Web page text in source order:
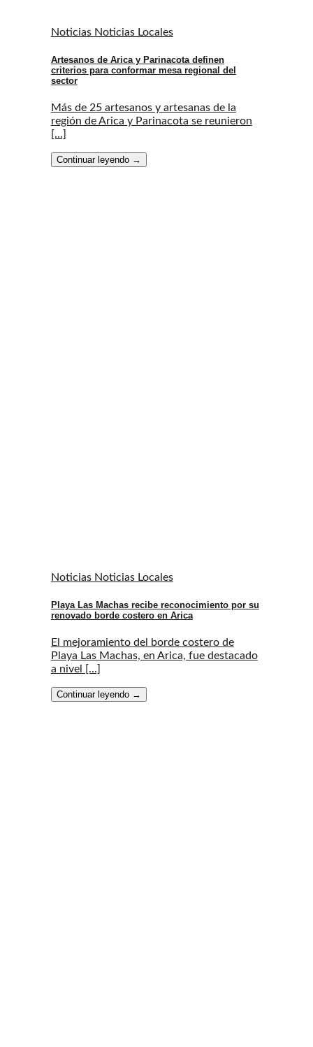
Noticias Noticias Locales
Artesanos de Arica y Parinacota definen
criterios para conformar mesa regional del
sector
Más de 25 artesanos y artesanas de la
región de Arica y Parinacota se reunieron
[...]
Continuar leyendo →
Noticias Noticias Locales
Playa Las Machas recibe reconocimiento por su
renovado borde costero en Arica
El mejoramiento del borde costero de
Playa Las Machas, en Arica, fue destacado
a nivel [...]
Continuar leyendo →